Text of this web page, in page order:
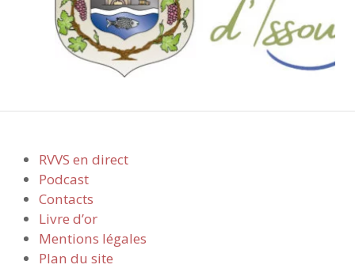
RVVS en direct
Podcast
Contacts
Livre d’or
Mentions légales
Plan du site